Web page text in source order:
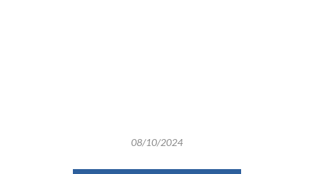
08/10/2024